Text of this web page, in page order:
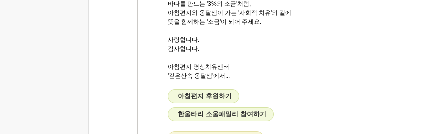
바다를 만드는 '3%의 소금'처럼,
아침편지와 옹달샘이 가는 '사회적 치유'의 길에
뜻을 함께하는 '소금'이 되어 주세요.
사랑합니다.
감사합니다.
아침편지 명상치유센터
'깊은산속 옹달샘'에서...
아침편지 후원하기
한울타리 소울패밀리 참여하기